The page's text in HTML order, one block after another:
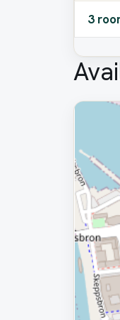
3